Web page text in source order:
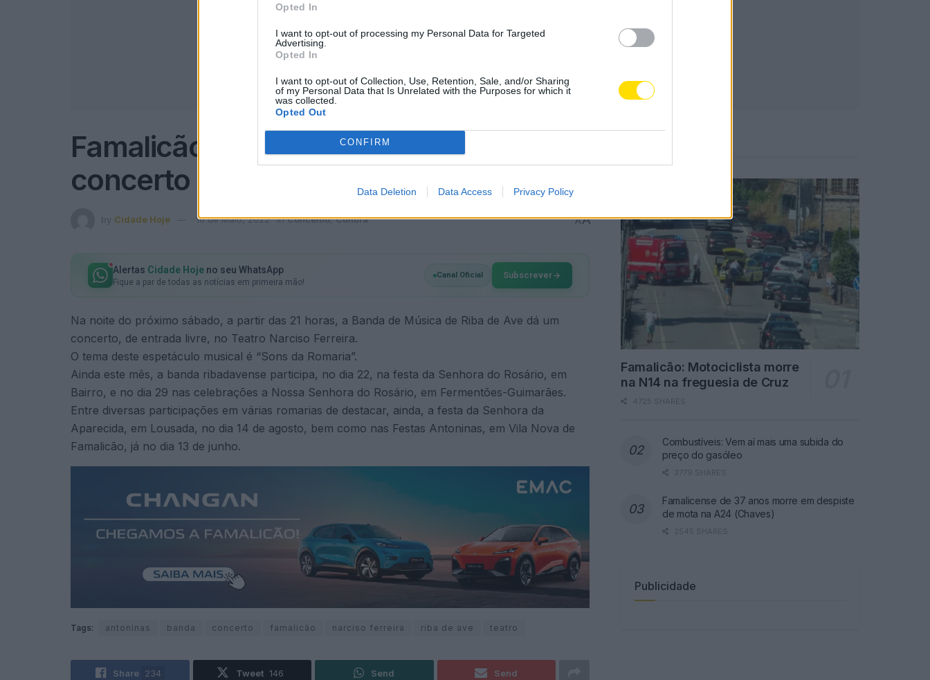
Opted In
I want to opt-out of processing my Personal Data for Targeted
Advertising.
Opted In
I want to opt-out of Collection, Use, Retention, Sale, and/or Sharing
of my Personal Data that Is Unrelated with the Purposes for which it
was collected.
Opted Out
CONFIRM
Data Deletion Data Access Privacy Policy
Famalicão: Banda de Riba de Ave dá
concerto no Teatro Narciso Ferreira
by Cidade Hoje 16 de Maio, 2022 in Concelho,Cultura AA
Alertas Cidade Hoje no seu WhatsApp
Fique a par de todas as notícias em primeira mão!
Canal Oficial Subscrever
Na noite do próximo sábado, a partir das 21 horas, a Banda de Música de Riba de Ave dá um
concerto, de entrada livre, no Teatro Narciso Ferreira.
O tema deste espetáculo musical é “Sons da Romaria”.
Ainda este mês, a banda ribadavense participa, no dia 22, na festa da Senhora do Rosário, em
Bairro, e no dia 29 nas celebrações a Nossa Senhora do Rosário, em Fermentões-Guimarães.
Entre diversas participações em várias romarias de destacar, ainda, a festa da Senhora da
Aparecida, em Lousada, no dia 14 de agosto, bem como nas Festas Antoninas, em Vila Nova de
Famalicão, já no dia 13 de junho.
Tags: antoninas banda concerto famalicão narciso ferreira riba de ave teatro
Share 234 Tweet 146 Send Send
Famalicão: Motociclista morre
na N14 na freguesia de Cruz
4725 SHARES
Combustíveis: Vem aí mais uma subida do
preço do gasóleo
3779 SHARES
Famalicense de 37 anos morre em despiste
de mota na A24 (Chaves)
2545 SHARES
Publicidade